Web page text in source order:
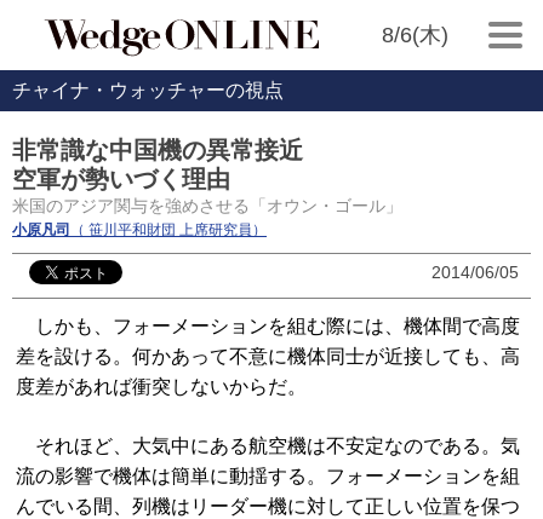
8/6(木)
チャイナ・ウォッチャーの視点
非常識な中国機の異常接近
空軍が勢いづく理由
米国のアジア関与を強めさせる「オウン・ゴール」
小原凡司 （ 笹川平和財団 上席研究員）
2014/06/05
しかも、フォーメーションを組む際には、機体間で高度
差を設ける。何かあって不意に機体同士が近接しても、高
度差があれば衝突しないからだ。
それほど、大気中にある航空機は不安定なのである。気
流の影響で機体は簡単に動揺する。フォーメーションを組
んでいる間、列機はリーダー機に対して正しい位置を保つ